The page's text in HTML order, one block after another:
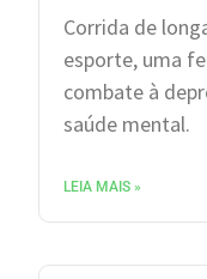
Corrida de
esporte, uma
combate à
saúde mental.
LEIA MAIS »